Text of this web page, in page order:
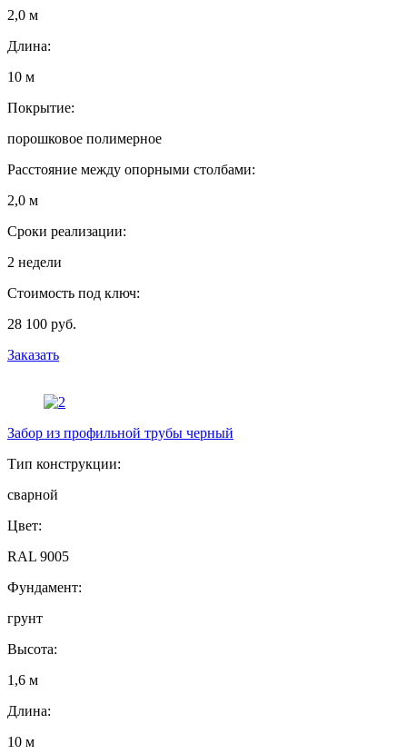
2,0 м
Длина:
10 м
Покрытие:
порошковое полимерное
Расстояние между опорными столбами:
2,0 м
Сроки реализации:
2 недели
Стоимость под ключ:
28 100 руб.
Заказать
Забор из профильной трубы черный
Тип конструкции:
сварной
Цвет:
RAL 9005
Фундамент:
грунт
Высота:
1,6 м
Длина:
10 м